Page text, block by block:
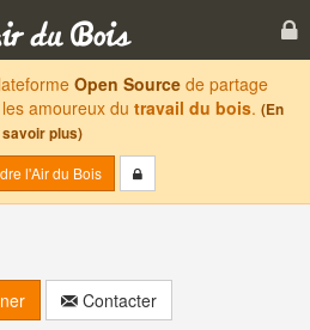
Open Sourcede partage
amoureux du travail du bois. (En
savoir plus)
l'Air du Bois
Contacter